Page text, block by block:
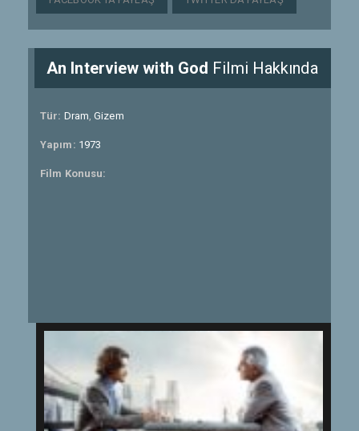
An Interview with God Filmi Hakkında
Tür: Dram,Gizem
Yapım: 1973
Film Konusu: